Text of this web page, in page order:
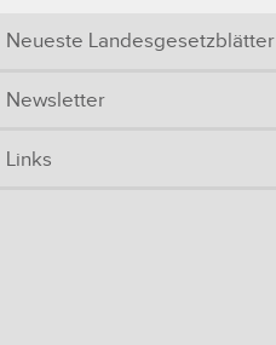
Neueste Landesgesetzblätter
Newsletter
Links